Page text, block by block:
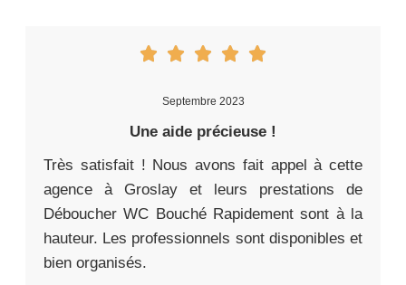
Septembre 2023
Une aide précieuse !
Très satisfait ! Nous avons fait appel à cette
agence à Groslay et leurs prestations de
Déboucher WC Bouché Rapidement sont à la
hauteur. Les professionnels sont disponibles et
bien organisés.